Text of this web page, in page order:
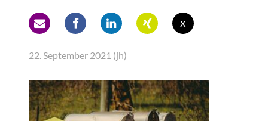
x
22. September 2021 (jh)